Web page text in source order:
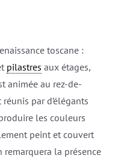
toscane :
pilastres aux étages,
animée au rez-de-
par d’élégants
les couleurs
peint et couvert
remarquera la présence